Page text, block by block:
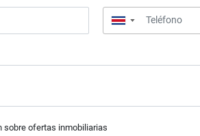
▼
sobre ofertas inmobiliarias